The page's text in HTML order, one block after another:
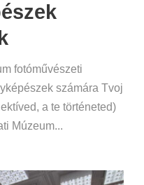
fotóművészeti
számára Tvoj
a te történeted)
Múzeum...